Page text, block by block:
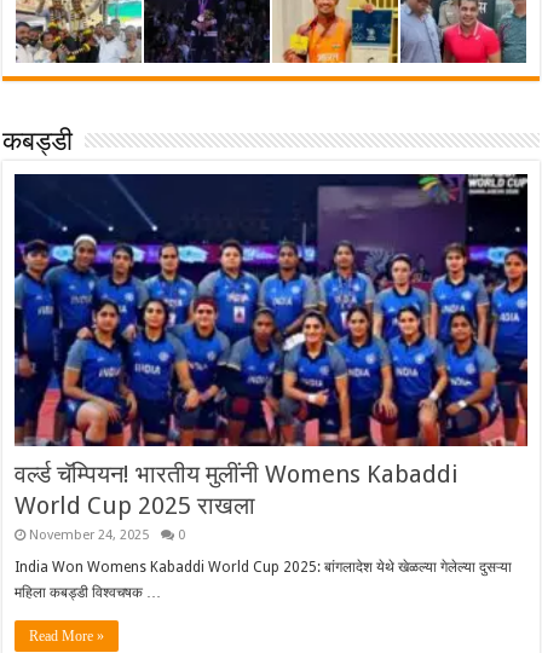
कबड्डी
वर्ल्ड चॅम्पियन! भारतीय मुलींनी Womens Kabaddi
World Cup 2025 राखला
November 24, 2025 0
India Won Womens Kabaddi World Cup 2025: बांगलादेश येथे खेळल्या गेलेल्या दुसऱ्या
महिला कबड्डी विश्वचषक …
Read More »